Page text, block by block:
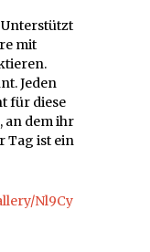
mit
Jeden
für diese
an dem ihr
Tag ist ein
Nl9Cy